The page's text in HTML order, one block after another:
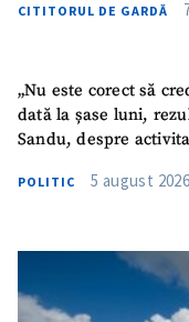
CITITORUL DE GARDĂ
„Nu este corect să
dată la șase luni,
Sandu, despre
POLITIC 5 august